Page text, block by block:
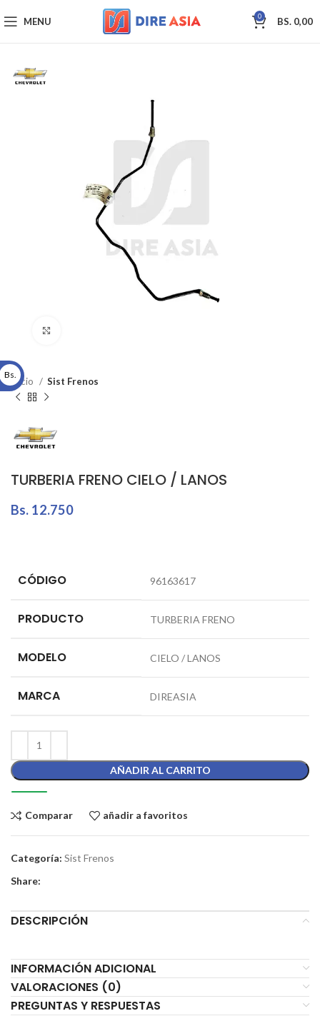
MENU 0 BS. 0,00
Inicio Sist Frenos
TURBERIA FRENO CIELO / LANOS
Bs. 12.750
CÓDIGO 96163617
PRODUCTO TURBERIA FRENO
MODELO CIELO / LANOS
MARCA DIREASIA
AÑADIR AL CARRITO
Comparar añadir a favoritos
Categoría: Sist Frenos
Share:
DESCRIPCIÓN
INFORMACIÓN ADICIONAL
VALORACIONES (0)
PREGUNTAS Y RESPUESTAS
Bs.